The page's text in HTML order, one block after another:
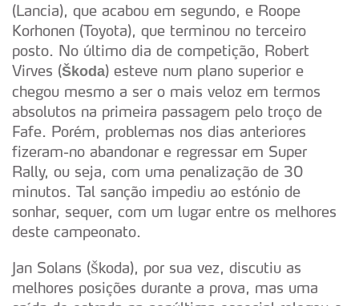
(Lancia), que acabou em segundo, e Roope
Korhonen (Toyota), que terminou no terceiro
posto. No último dia de competição, Robert
Virves (Škoda) esteve num plano superior e
chegou mesmo a ser o mais veloz em termos
absolutos na primeira passagem pelo troço de
Fafe. Porém, problemas nos dias anteriores
fizeram-no abandonar e regressar em Super
Rally, ou seja, com uma penalização de 30
minutos. Tal sanção impediu ao estónio de
sonhar, sequer, com um lugar entre os melhores
deste campeonato.
Jan Solans (Škoda), por sua vez, discutiu as
melhores posições durante a prova, mas uma